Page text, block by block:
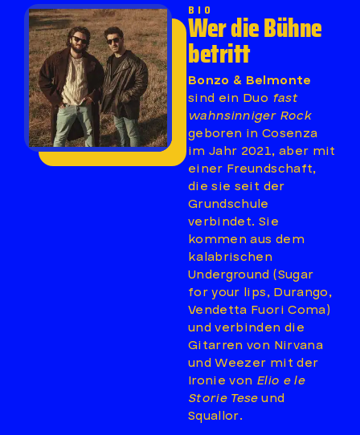
BIO
Wer die Bühne
betritt
Bonzo & Belmonte
sind ein Duo fast
wahnsinniger Rock
geboren in Cosenza
im Jahr 2021, aber mit
einer Freundschaft,
die sie seit der
Grundschule
verbindet. Sie
kommen aus dem
kalabrischen
Underground (Sugar
for your lips, Durango,
Vendetta Fuori Coma)
und verbinden die
Gitarren von Nirvana
und Weezer mit der
Ironie von Elio e le
Storie Teseund
Squallor.